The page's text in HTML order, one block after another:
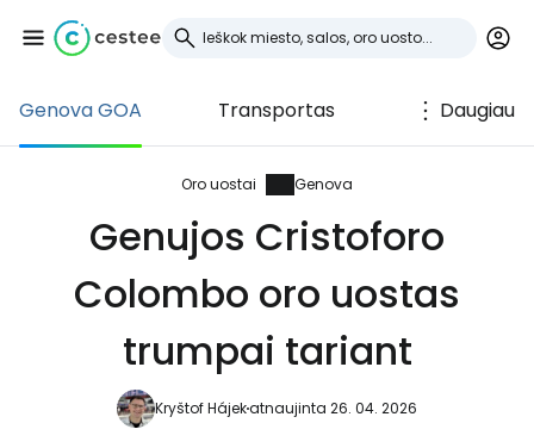
Genova GOA Transportas Daugiau
Oro uostai Genova
Genujos Cristoforo
Colombo oro uostas
trumpai tariant
Kryštof Hájekatnaujinta 26. 04. 2026
Prisijunkite prie
Cestee
... pasaulinė kelionių bendruomenė
Tęsti su Facebook